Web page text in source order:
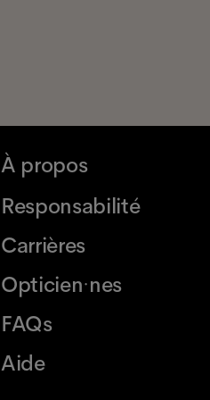
À propos
Responsabilité
Carrières
Opticien·nes
FAQs
Aide